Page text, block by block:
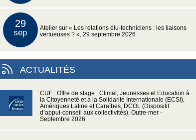
29
sep
Atelier sur « Les relations élu-techniciens : les liaisons
vertueuses ? », 29 septembre 2026
ACTUALITÉS
CUF : Offre de stage : Climat, Jeunesses et Education à
la Citoyenneté et à la Solidarité Internationale (ECSI),
Amériques Latine et Caraïbes, DCOL (Dispositif
d’appui-conseil aux collectivités), Outre-mer -
Septembre 2026